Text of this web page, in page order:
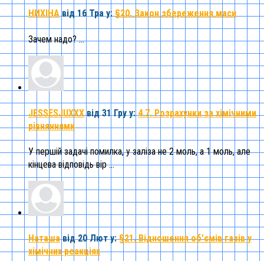
НИХІНА від 16 Трау:§20. Закон збереження маси
Зачем надо? ...
JESSESJUXXX від 31 Груу:4.7. Розрахунки за хімічними
рівняннями
У першій задачі помилка, у заліза не 2 моль, а 1 моль, але
кінцева відповідь вір ...
Наташа від 20 Люту:§21. Відношення об’ємів газів у
хімічних реакціях